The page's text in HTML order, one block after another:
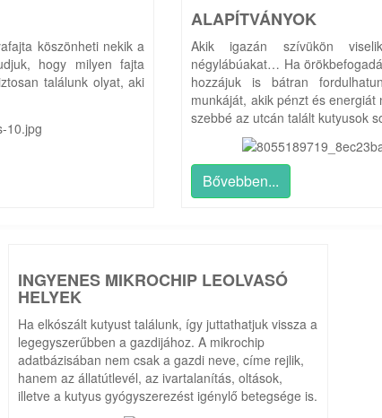
köszönheti nekik a
hogy milyen fajta
találunk olyat, aki
ALAPÍTVÁNYOK
Akik igazán szívükön
négylábúakat… Ha
hozzájuk is bátran
munkáját, akik pénzt és energiát
szebbé az utcán talált kutyusok
Bővebben...
INGYENES MIKROCHIP LEOLVASÓ
HELYEK
Ha elkószált kutyust találunk, így juttathatjuk vissza a
legegyszerűbben a gazdijához. A mikrochip
adatbázisában nem csak a gazdi neve, címe rejlik,
hanem az állatútlevél, az ivartalanítás, oltások,
illetve a kutyus gyógyszerezést igénylő betegsége is.